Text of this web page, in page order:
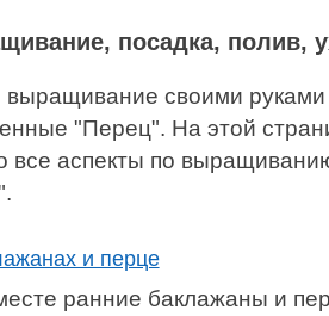
посадка, полив,
выращивание своими
"Перец". На этой
аспекты по
и перце
ранние баклажаны и